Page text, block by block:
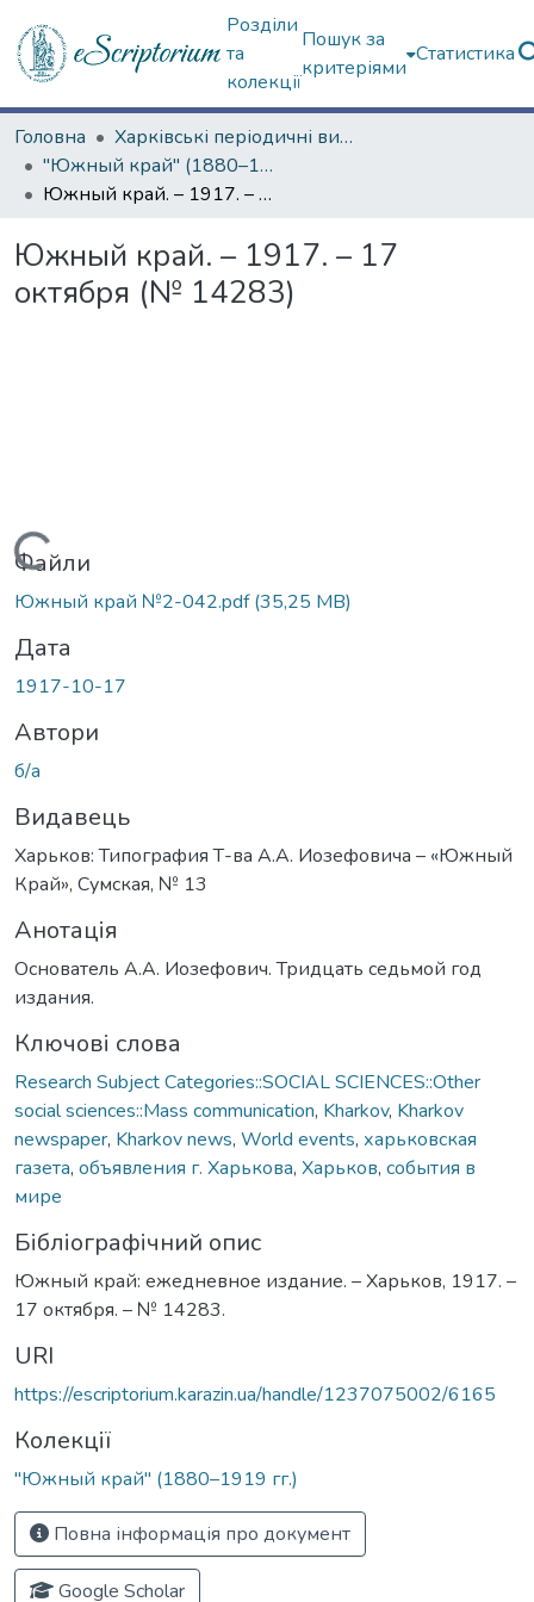
Розділи
та
колекції
Пошук за
критеріями
Статистика
Головна
Харківські періодичні видання
"Южный край" (1880–1919 гг.)
Южный край. – 1917. – 17 октября (№ 14283)
Южный край. – 1917. – 17
октября (№ 14283)
Вантажиться...
Файли
Южный край №2-042.pdf(35,25 MB)
Дата
1917-10-17
Автори
б/а
Видавець
Харьков: Типография Т-ва А.А. Иозефовича – «Южный
Край», Сумская, № 13
Анотація
Основатель А.А. Иозефович. Тридцать седьмой год
издания.
Ключові слова
Research Subject Categories::SOCIAL SCIENCES::Other
social sciences::Mass communication, Kharkov, Kharkov
newspaper, Kharkov news, World events, харьковская
газета, объявления г. Харькова, Харьков, события в
мире
Бібліографічний опис
Южный край: ежедневное издание. – Харьков, 1917. –
17 октября. – № 14283.
URI
https://escriptorium.karazin.ua/handle/1237075002/6165
Колекції
"Южный край" (1880–1919 гг.)
Повна інформація про документ
Google Scholar